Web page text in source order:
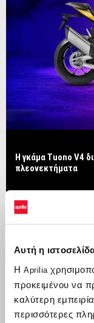
Αυτή η
Η Aprilia
προκειμένου να
καλύτερη
περισσότερες
Η γκάμα Tuono V4
πλεονεκτήματα